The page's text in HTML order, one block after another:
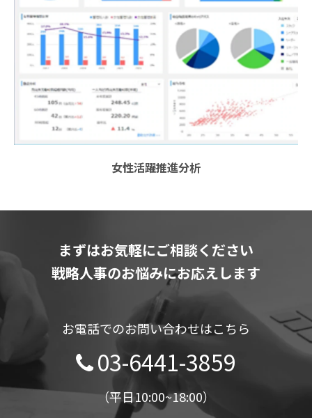
女性活躍推進分析
まずはお気軽にご相談ください
戦略人事のお悩みにお応えします
お電話でのお問い合わせはこちら
03-6441-3859
（平日10:00~18:00）